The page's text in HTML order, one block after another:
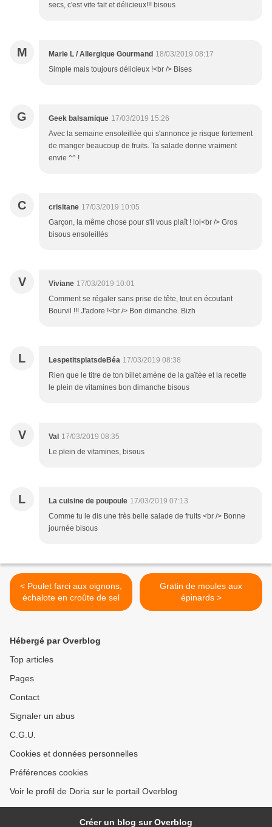
secs, c'est vite fait et délicieux!!! bisous
M Marie L / Allergique Gourmand 18/03/2019 08:17
Simple mais toujours délicieux !<br /> Bises
G Geek balsamique 17/03/2019 15:26
Avec la semaine ensoleillée qui s'annonce je risque fortement
de manger beaucoup de fruits. Ta salade donne vraiment
envie ^^ !
C crisitane 17/03/2019 10:05
Garçon, la même chose pour s'il vous plaît ! lol<br /> Gros
bisous ensoleillés
V Viviane 17/03/2019 10:01
Comment se régaler sans prise de tête, tout en écoutant
Bourvil !!! J'adore !<br /> Bon dimanche. Bizh
L LespetitsplatsdeBéa 17/03/2019 08:38
Rien que le titre de ton billet amène de la gaïtèe et la recette
le plein de vitamines bon dimanche bisous
V Val 17/03/2019 08:35
Le plein de vitamines, bisous
L La cuisine de poupoule 17/03/2019 07:13
Comme tu le dis une très belle salade de fruits <br /> Bonne
journée bisous
< Poulet farci aux oignons,
échalote en croûte de sel
Gratin de moules aux
épinards >
Hébergé par Overblog
Top articles
Pages
Contact
Signaler un abus
C.G.U.
Cookies et données personnelles
Préférences cookies
Voir le profil de Doria sur le portail Overblog
Créer un blog sur Overblog